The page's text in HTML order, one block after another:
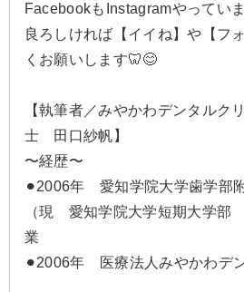
FacebookもInstagramやってい
良ろしければ【イイね】や【フ
くお願いします🦷😊
【執筆者／みやかわデンタル
士 田口紗帆】
〜経歴〜
⚫︎2006年 愛知学院大学歯学部
（現 愛知学院大学短期大学部
業
⚫︎2006年 医療法人みやかわデ